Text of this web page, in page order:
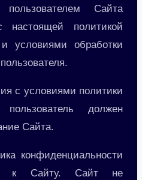
Сайта
настоящей политикой
условиями обработки
с условиями политики
пользователь должен
Сайта.
конфиденциальности
к Сайту. Сайт не